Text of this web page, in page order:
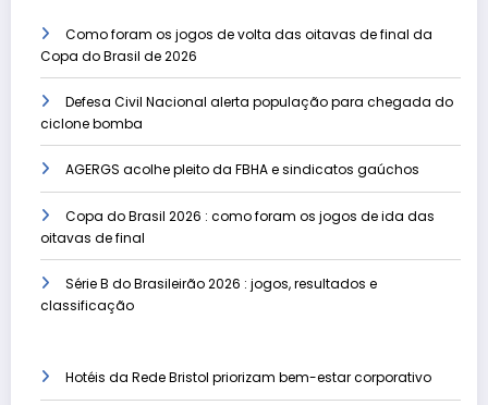
Como foram os jogos de volta das oitavas de final da
Copa do Brasil de 2026
Defesa Civil Nacional alerta população para chegada do
ciclone bomba
AGERGS acolhe pleito da FBHA e sindicatos gaúchos
Copa do Brasil 2026 : como foram os jogos de ida das
oitavas de final
Série B do Brasileirão 2026 : jogos, resultados e
classificação
Hotéis da Rede Bristol priorizam bem-estar corporativo